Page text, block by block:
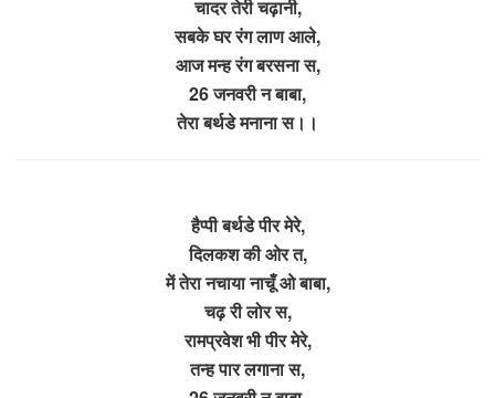
चादर तेरी चढ़ानी,
सबके घर रंग लाण आले,
आज मन्ह रंग बरसना स,
26 जनवरी न बाबा,
तेरा बर्थडे मनाना स।।
हैप्पी बर्थडे पीर मेरे,
दिलकश की ओर त,
में तेरा नचाया नाचूँ ओ बाबा,
चढ़ री लोर स,
रामप्रवेश भी पीर मेरे,
तन्ह पार लगाना स,